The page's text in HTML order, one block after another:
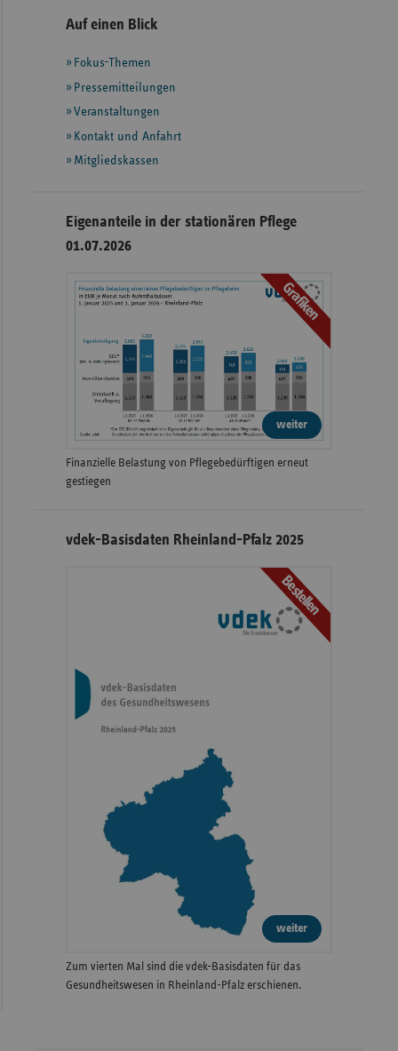
Seitennavigation
Seitenleiste
weiteren
Informationen
Auf einen Blick
Fokus-Themen
Pressemitteilungen
Veranstaltungen
Kontakt und Anfahrt
Mitgliedskassen
Eigenanteile in der stationären Pflege
01.07.2026
Grafiken
weiter
Finanzielle Belastung von Pflegebedürftigen erneut
gestiegen
vdek-Basisdaten Rheinland-Pfalz 2025
Bestellen
weiter
Zum vierten Mal sind die vdek-Basisdaten für das
Gesundheitswesen in Rheinland-Pfalz erschienen.